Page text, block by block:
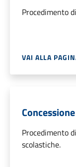
Procedimento
VAI ALLA
Procedimento
scolastiche.